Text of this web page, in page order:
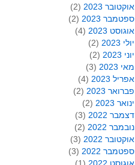
אוקטובר 2023
(2)
ספטמבר 2023
(2)
אוגוסט 2023
(4)
יולי 2023
(2)
יוני 2023
(2)
מאי 2023
(3)
אפריל 2023
(4)
פברואר 2023
(2)
ינואר 2023
(2)
דצמבר 2022
(3)
נובמבר 2022
(2)
אוקטובר 2022
(3)
ספטמבר 2022
(3)